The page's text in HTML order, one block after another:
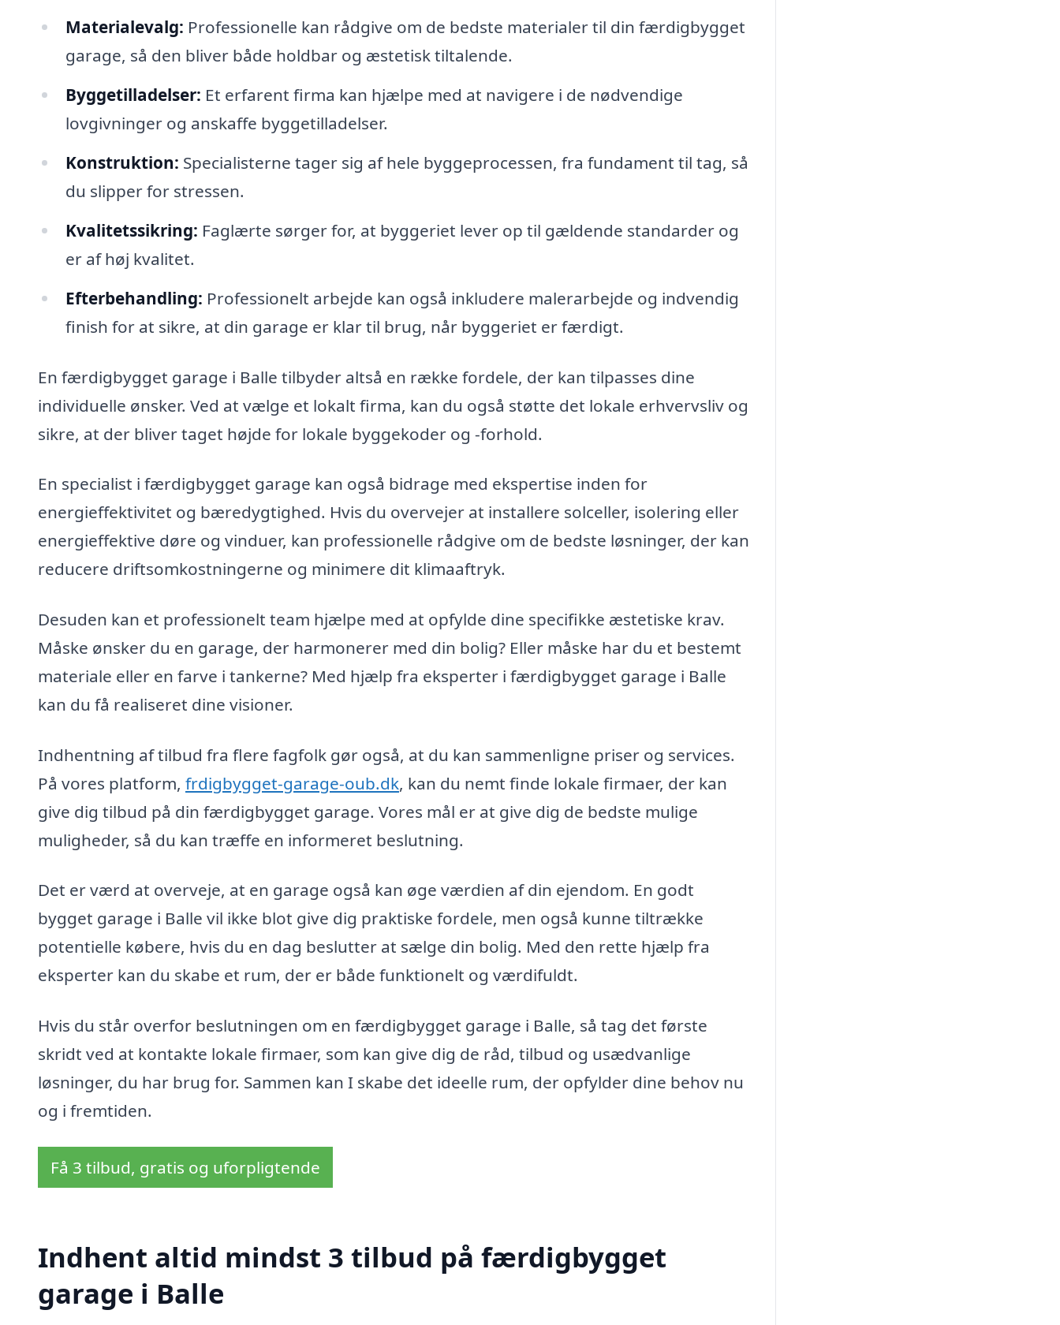
Materialevalg: Professionelle kan rådgive om de bedste materialer til din færdigbygget
garage, så den bliver både holdbar og æstetisk tiltalende.
Byggetilladelser: Et erfarent firma kan hjælpe med at navigere i de nødvendige
lovgivninger og anskaffe byggetilladelser.
Konstruktion: Specialisterne tager sig af hele byggeprocessen, fra fundament til tag, så
du slipper for stressen.
Kvalitetssikring: Faglærte sørger for, at byggeriet lever op til gældende standarder og
er af høj kvalitet.
Efterbehandling: Professionelt arbejde kan også inkludere malerarbejde og indvendig
finish for at sikre, at din garage er klar til brug, når byggeriet er færdigt.
En færdigbygget garage i Balle tilbyder altså en række fordele, der kan tilpasses dine
individuelle ønsker. Ved at vælge et lokalt firma, kan du også støtte det lokale erhvervsliv og
sikre, at der bliver taget højde for lokale byggekoder og -forhold.
En specialist i færdigbygget garage kan også bidrage med ekspertise inden for
energieffektivitet og bæredygtighed. Hvis du overvejer at installere solceller, isolering eller
energieffektive døre og vinduer, kan professionelle rådgive om de bedste løsninger, der kan
reducere driftsomkostningerne og minimere dit klimaaftryk.
Desuden kan et professionelt team hjælpe med at opfylde dine specifikke æstetiske krav.
Måske ønsker du en garage, der harmonerer med din bolig? Eller måske har du et bestemt
materiale eller en farve i tankerne? Med hjælp fra eksperter i færdigbygget garage i Balle
kan du få realiseret dine visioner.
Indhentning af tilbud fra flere fagfolk gør også, at du kan sammenligne priser og services.
På vores platform, frdigbygget-garage-oub.dk, kan du nemt finde lokale firmaer, der kan
give dig tilbud på din færdigbygget garage. Vores mål er at give dig de bedste mulige
muligheder, så du kan træffe en informeret beslutning.
Det er værd at overveje, at en garage også kan øge værdien af din ejendom. En godt
bygget garage i Balle vil ikke blot give dig praktiske fordele, men også kunne tiltrække
potentielle købere, hvis du en dag beslutter at sælge din bolig. Med den rette hjælp fra
eksperter kan du skabe et rum, der er både funktionelt og værdifuldt.
Hvis du står overfor beslutningen om en færdigbygget garage i Balle, så tag det første
skridt ved at kontakte lokale firmaer, som kan give dig de råd, tilbud og usædvanlige
løsninger, du har brug for. Sammen kan I skabe det ideelle rum, der opfylder dine behov nu
og i fremtiden.
Få 3 tilbud, gratis og uforpligtende
Indhent altid mindst 3 tilbud på færdigbygget
garage i Balle